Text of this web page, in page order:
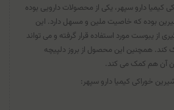
کیمیا دارو سپهر، یکی از محصولات دارویی بوده
بوده که خاصیت ملین و مسهل دارد. این
از یبوست مورد استفاده قرار گرفته و می تواند
کند. همچنین این محصول از بروز دلپیچه
آن هم کمک می کند.
خوراکی کیمیا دارو سپهر: